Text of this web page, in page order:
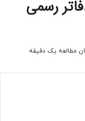
رسمی
مطالعه یک دقیقه